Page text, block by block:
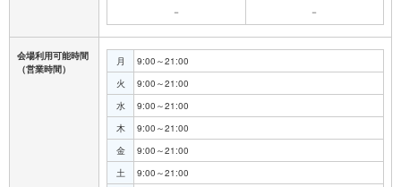
－
－
会場利用可能時間
（営業時間）
月
9:00～21:00
火
9:00～21:00
水
9:00～21:00
木
9:00～21:00
金
9:00～21:00
土
9:00～21:00